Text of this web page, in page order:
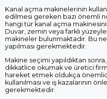
Kanal açma makinelerinin
edilmesi gereken bazı önemli
hangi tür kanal açma
Duvar, zemin veya farklı
makineler bulunmaktadır. Bu
yapılması gerekmektedir.
Makine seçimi yapıldıktan
dikkatlice okumak ve üretici
hareket etmek oldukça
kullanılması ve iş kazalarının
gerekmektedir.